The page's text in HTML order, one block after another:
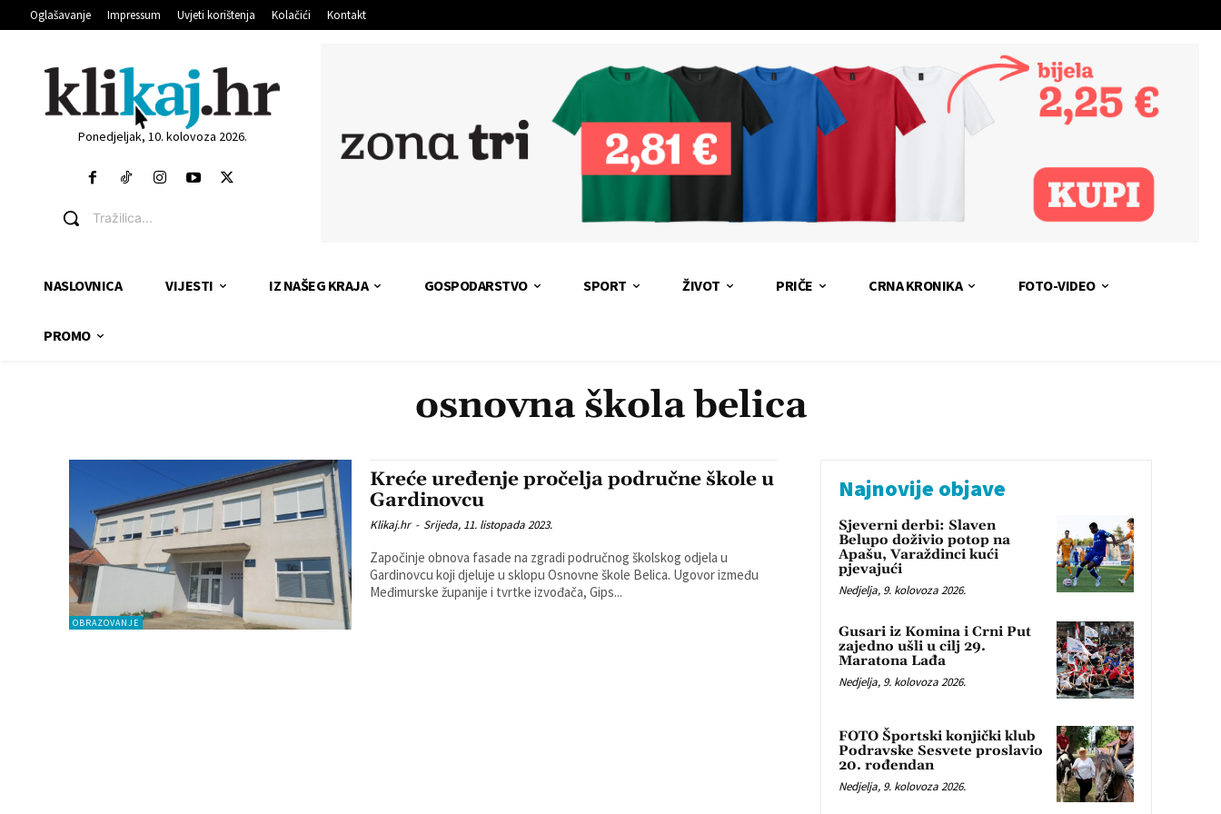
Oglašavanje Impressum Uvjeti korištenja Kolačići Kontakt
Ponedjeljak, 10. kolovoza 2026.
Tražilica...
NASLOVNICA VIJESTI IZ NAŠEG KRAJA GOSPODARSTVO SPORT ŽIVOT PRIČE CRNA KRONIKA FOTO-VIDEO
PROMO
osnovna škola belica
OBRAZOVANJE
Kreće uređenje pročelja područne škole u
Gardinovcu
Klikaj.hr - Srijeda, 11. listopada 2023.
Započinje obnova fasade na zgradi područnog školskog odjela u
Gardinovcu koji djeluje u sklopu Osnovne škole Belica. Ugovor između
Međimurske županije i tvrtke izvođača, Gips...
Najnovije objave
Sjeverni derbi: Slaven
Belupo doživio potop na
Apašu, Varaždinci kući
pjevajući
Nedjelja, 9. kolovoza 2026.
Gusari iz Komina i Crni Put
zajedno ušli u cilj 29.
Maratona Lađa
Nedjelja, 9. kolovoza 2026.
FOTO Športski konjički klub
Podravske Sesvete proslavio
20. rođendan
Nedjelja, 9. kolovoza 2026.